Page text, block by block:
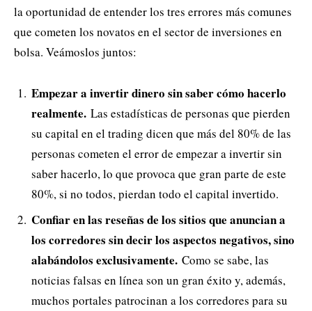
la oportunidad de entender los tres errores más comunes
que cometen los novatos en el sector de inversiones en
bolsa. Veámoslos juntos:
Empezar a invertir dinero sin saber cómo hacerlo
realmente. Las estadísticas de personas que pierden
su capital en el trading dicen que más del 80% de las
personas cometen el error de empezar a invertir sin
saber hacerlo, lo que provoca que gran parte de este
80%, si no todos, pierdan todo el capital invertido.
Confiar en las reseñas de los sitios que anuncian a
los corredores sin decir los aspectos negativos, sino
alabándolos exclusivamente. Como se sabe, las
noticias falsas en línea son un gran éxito y, además,
muchos portales patrocinan a los corredores para su